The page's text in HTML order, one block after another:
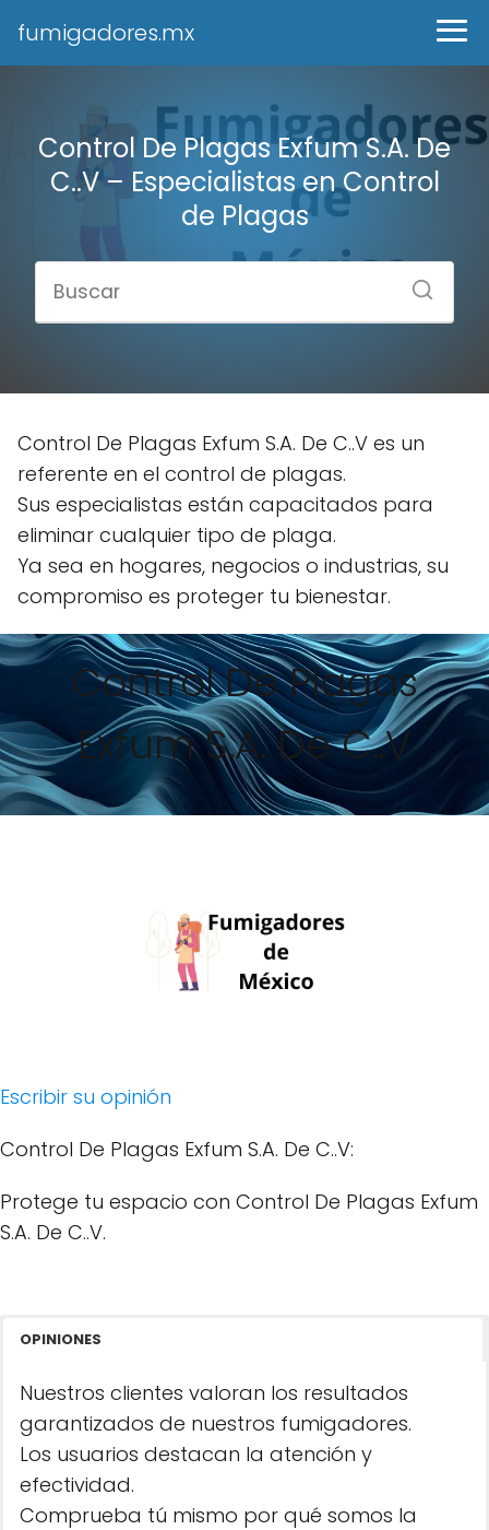
fumigadores.mx
Control De Plagas Exfum S.A. De
C..V – Especialistas en Control
de Plagas
Control De Plagas Exfum S.A. De C..V es un
referente en el control de plagas.
Sus especialistas están capacitados para
eliminar cualquier tipo de plaga.
Ya sea en hogares, negocios o industrias, su
compromiso es proteger tu bienestar.
Control De Plagas
Exfum S.A. De C..V
Escribir su opinión
Control De Plagas Exfum S.A. De C..V:
Protege tu espacio con Control De Plagas Exfum
S.A. De C..V.
OPINIONES
Nuestros clientes valoran los resultados
garantizados de nuestros fumigadores.
Los usuarios destacan la atención y
efectividad.
Comprueba tú mismo por qué somos la